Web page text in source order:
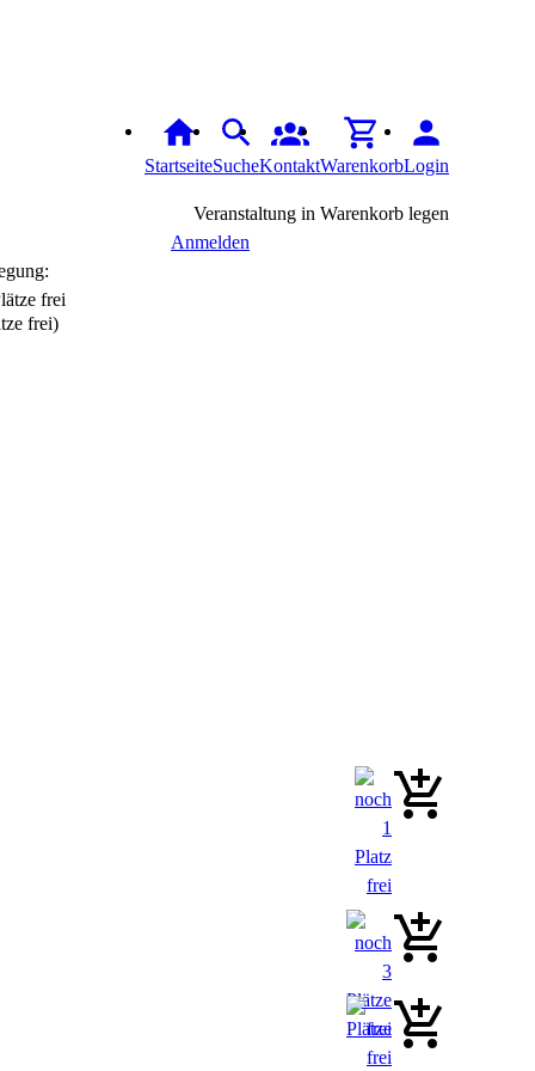
StartseiteSucheKontaktWarenkorbLogin
Veranstaltung in Warenkorb legen
Anmelden
frei)